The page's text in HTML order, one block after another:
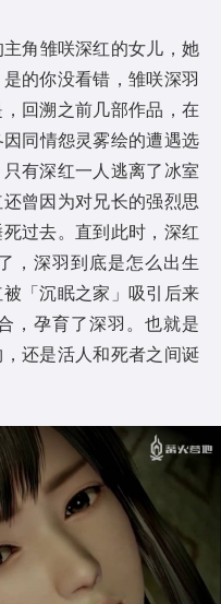
角雏咲深红的女儿，她
的你没看错，雏咲深羽
回溯之前几部作品，在
同情怨灵雾绘的遭遇选
有深红一人逃离了冰室
曾因为对兄长的强烈思
过去。直到此时，深红
，深羽到底是怎么出生
「沉眠之家」吸引后来
，孕育了深羽。也就是
还是活人和死者之间诞